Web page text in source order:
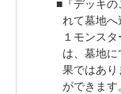
れて墓地
１モンス
は、墓地
果ではあ
ができます